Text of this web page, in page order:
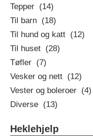
Tepper (14)
Til barn (18)
Til hund og katt (12)
Til huset (28)
Tøfler (7)
Vesker og nett (12)
Vester og boleroer (4)
Diverse (13)
Heklehjelp